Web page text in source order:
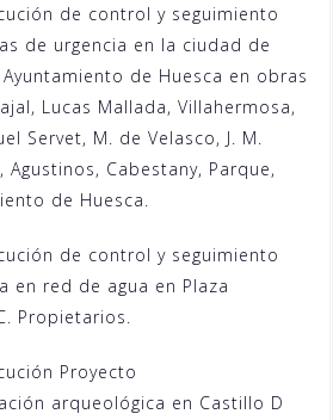
de control y seguimiento
de urgencia en la ciudad de
de Huesca en obras
Lucas Mallada, Villahermosa,
Servet, M. de Velasco, J. M.
Agustinos, Cabestany, Parque,
de Huesca.
de control y seguimiento
en red de agua en Plaza
Propietarios.
Proyecto
arqueológica en Castillo D